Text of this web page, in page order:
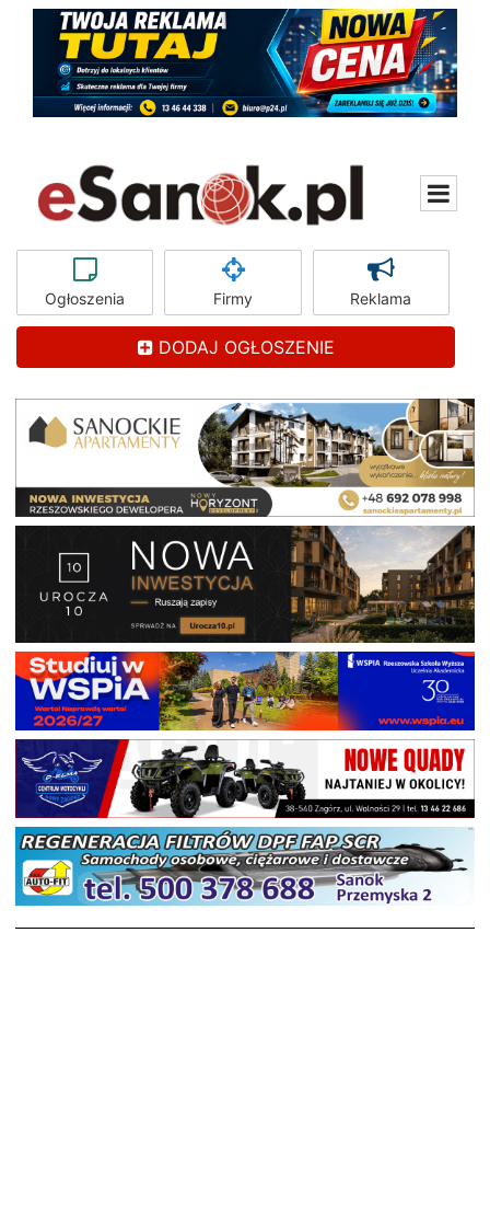
Ogłoszenia Firmy Reklama
DODAJ OGŁOSZENIE